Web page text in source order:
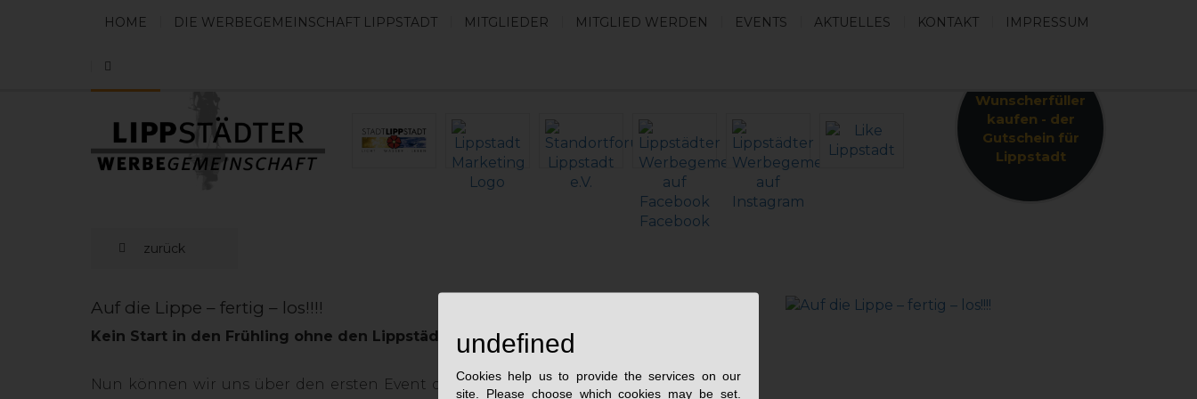
HOME DIE WERBEGEMEINSCHAFT LIPPSTADT MITGLIEDER MITGLIED WERDEN EVENTS AKTUELLES KONTAKT IMPRESSUM
Wunscherfüller
kaufen - der
Gutschein für
Lippstadt
zurück
Auf die Lippe – fertig – los!!!!
Kein Start in den Frühling ohne den Lippstädter Lenz am 03. April.
Nun können wir uns über den ersten Event des Jahres freuen, unser Entenrennen, der
undefined
Cookies help us to provide the services on our
site. Please choose which cookies may be set.